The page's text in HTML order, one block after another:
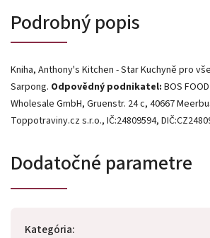
Podrobný popis
Kniha, Anthony's Kitchen - Star Kuchyně pro
Sarpong. Odpovědný podnikatel: BOS
Wholesale GmbH, Gruenstr. 24 c, 40667
Toppotraviny.cz s.r.o., IČ:24809594,
Dodatočné parametre
Kategória: